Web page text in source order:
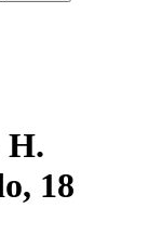
H.
18